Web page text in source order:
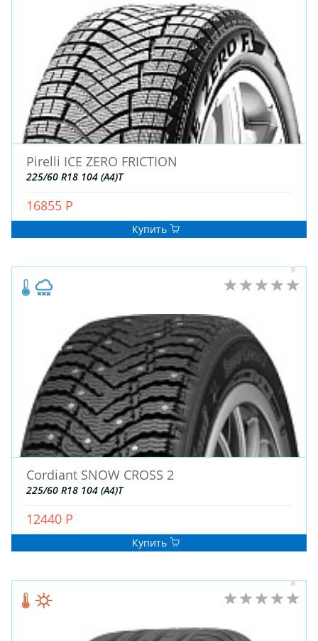
ЛЕТНИЕ
ДЛЯ СПЕЦТЕХНИКИ
ДЛЯ ГРУЗОВЫХ АВТО
ДЛЯ ГРУЗОВЫХ АВТО
ДЛЯ ЛЕГКОВЫХ АВТО
ШИНЫ
ДИСКИ
Pirelli ICE ZERO FRICTION
225/60 R18 104 (A4)T
16855 Р
Купить
Cordiant SNOW CROSS 2
225/60 R18 104 (A4)T
12440 Р
Купить